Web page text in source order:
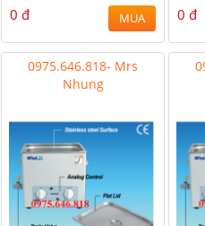
0 đ MUA 0 đ
0975.646.818- Mrs
Nhung